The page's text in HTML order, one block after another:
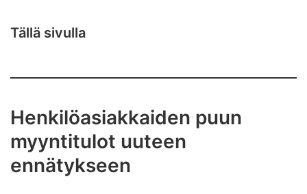
Tällä sivulla
Henkilöasiakkaiden puun
myyntitulot uuteen
ennätykseen